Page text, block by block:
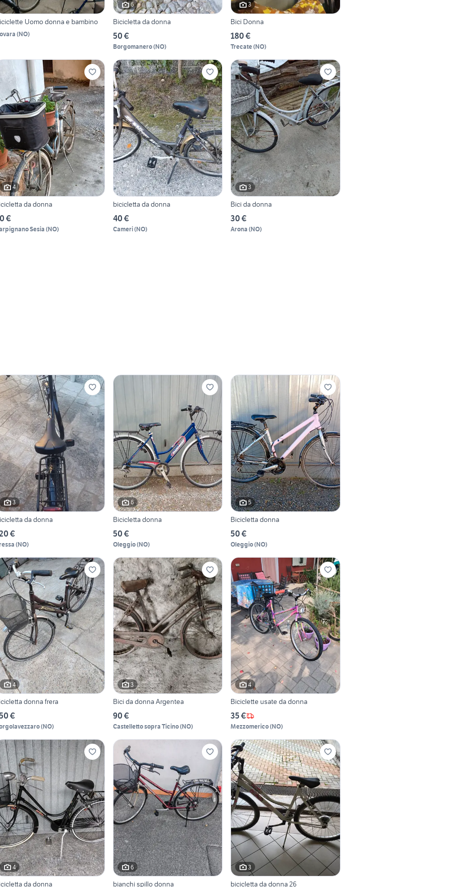
Uomo donna e bambino
(NO)
6
Bicicletta da donna
50 €
Borgomanero(NO)
3
Bici Donna
180 €
Trecate(NO)
4
da donna
€
Sesia (NO)
bicicletta da donna
40 €
Cameri(NO)
3
Bici da donna
30 €
Arona (NO)
3
da donna
€
(NO)
6
Bicicletta donna
50 €
Oleggio(NO)
5
Bicicletta donna
50 €
Oleggio(NO)
4
donna frera
€
(NO)
3
Bici da donna Argentea
90 €
Castelletto sopra Ticino(NO)
4
Biciclette usate da donna
35 €
Mezzomerico(NO)
4
da donna
6
bianchi spillo donna
3
bicicletta da donna 26